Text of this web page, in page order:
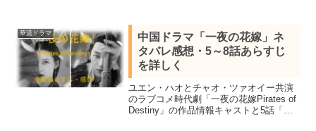
ュンシー共演、身分を超えた宮廷ラブロ
マンス劇場。
華流ドラマ
中国ドラマ「一夜の花嫁」ネ
タバレ感想・5～8話あらすじ
を詳しく
ユエン・ハオとチャオ・ツァオイー共演
のラブコメ時代劇「一夜の花嫁Pirates of
Destiny」の作品情報キャストと5話「裏